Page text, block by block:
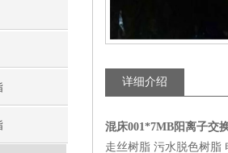
详细介绍
混床001*7MB阳离子交
走丝树脂 污水脱色树脂